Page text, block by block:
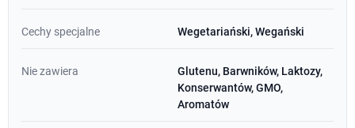
Cechy specjalne Wegetariański, Wegański
Nie zawiera
Glutenu, Barwników, Laktozy,
Konserwantów, GMO,
Aromatów